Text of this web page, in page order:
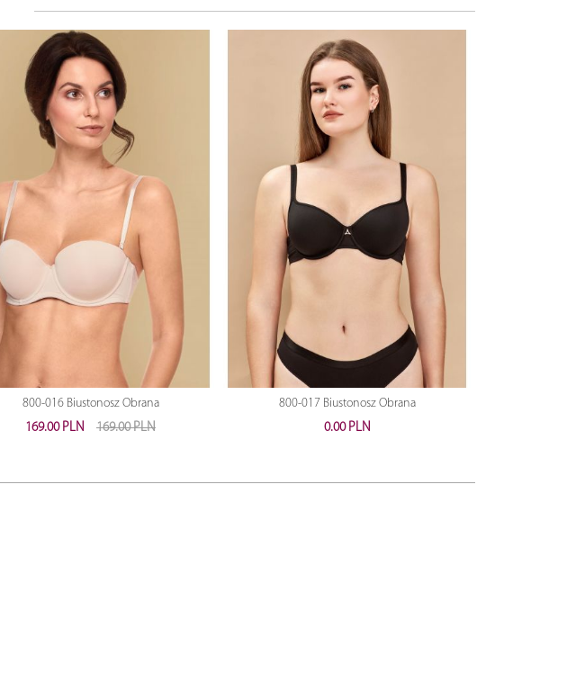
800-016 Biustonosz Obrana
169.00 PLN
169.00 PLN
800-017 Biustonosz Obrana
0.00 PLN